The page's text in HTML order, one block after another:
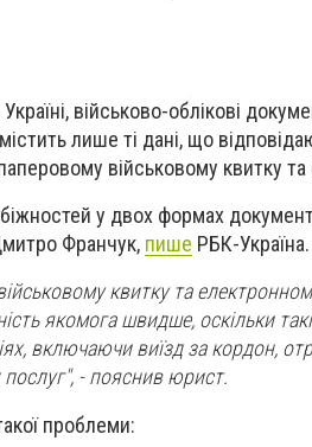
військово-облікові
лише ті дані, що
військовому квитку
у двох формах
Франчук, пише РБК-Україна.
квитку та
якомога швидше, оскільки
включаючи виїзд за кордон,
- пояснив юрист.
проблеми: